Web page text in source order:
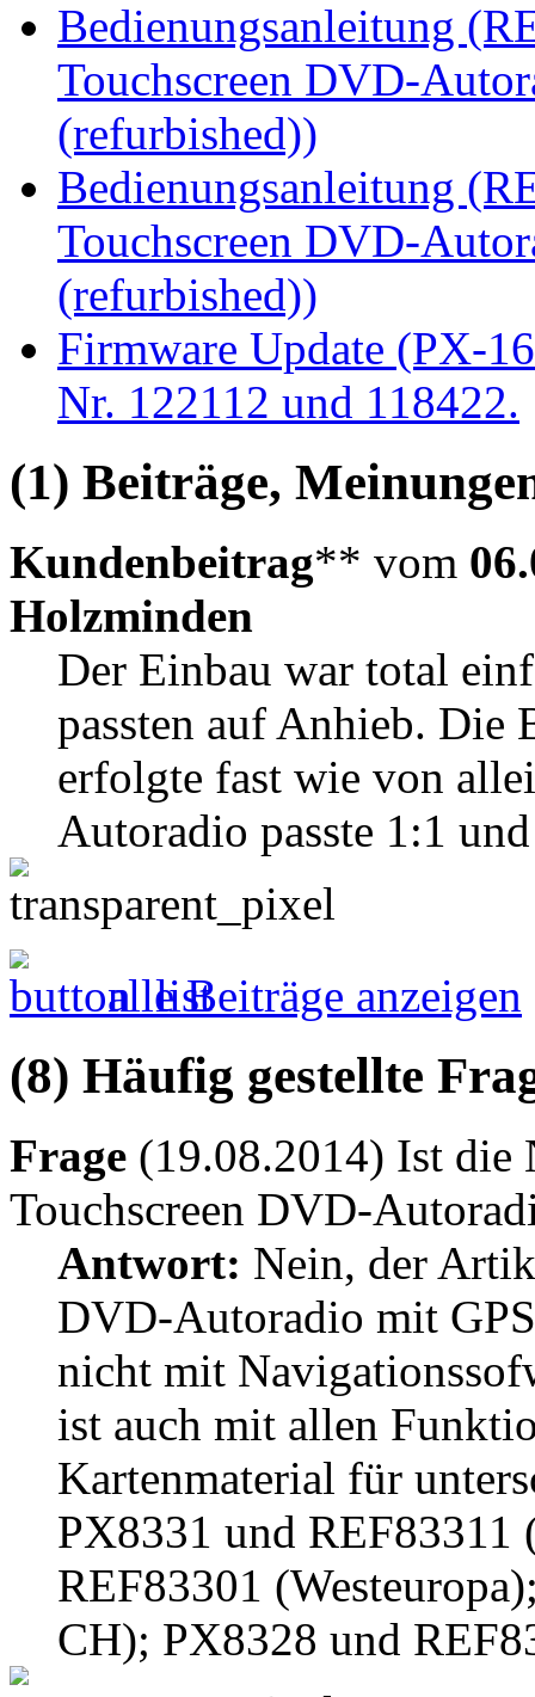
Bedienungsanleitung
Touchscreen DVD-
(refurbished))
Bedienungsanleitung
Touchscreen DVD-
(refurbished))
Firmware Update (PX-
Nr. 122112 und 118422.
(1) Beiträge,
Kundenbeitrag** vom
Holzminden
Der Einbau war total
passten auf Anhieb. Die
erfolgte fast wie von
Autoradio passte 1:1
alle Beiträge anzeigen
(8) Häufig gestellte
Frage (19.08.2014) Ist die
Touchscreen DVD-
Antwort: Nein, der
DVD-Autoradio mit
nicht mit
ist auch mit allen
Kartenmaterial für
PX8331 und REF83311
REF83301
CH); PX8328 und